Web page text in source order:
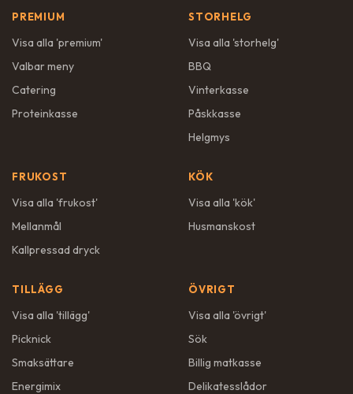
PREMIUM
Visa alla 'premium'
Valbar meny
Catering
Proteinkasse
STORHELG
Visa alla 'storhelg'
BBQ
Vinterkasse
Påskkasse
Helgmys
FRUKOST
Visa alla 'frukost'
Mellanmål
Kallpressad dryck
KÖK
Visa alla 'kök'
Husmanskost
TILLÄGG
Visa alla 'tillägg'
Picknick
Smaksättare
Energimix
ÖVRIGT
Visa alla 'övrigt'
Sök
Billig matkasse
Delikatesslådor